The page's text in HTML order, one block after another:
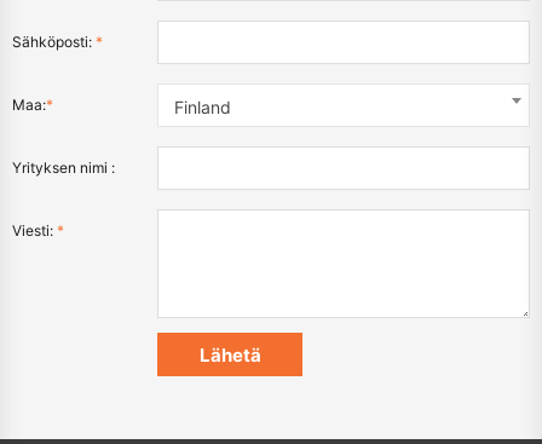
Sähköposti: *
Maa:* Finland
Yrityksen nimi :
Viesti: *